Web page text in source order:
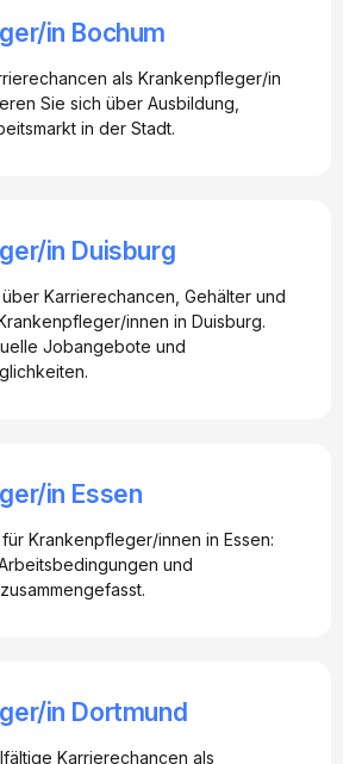
in Bochum
als Krankenpfleger/in
Sie sich über Ausbildung,
in der Stadt.
in Duisburg
Karrierechancen, Gehälter und
innen in Duisburg.
Jobangebote und
in Essen
Krankenpfleger/innen in Essen:
und
in Dortmund
Karrierechancen als